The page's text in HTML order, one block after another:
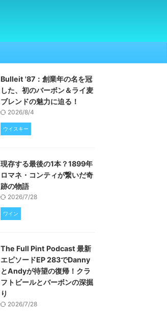
Bulleit '87：創業年の名を冠
した、初のバーボン＆ライ麦
ブレンドの魅力に迫る！
2026/8/4
ウイスキー
現存する最後の1本？1899年
ロマネ・コンティが繋いだ奇
跡の物語
2026/7/28
ワイン
The Full Pint Podcast 最新
エピソードEP 283でDanny
とAndyが待望の復帰！クラ
フトビールとバーボンの深掘
り
2026/7/28